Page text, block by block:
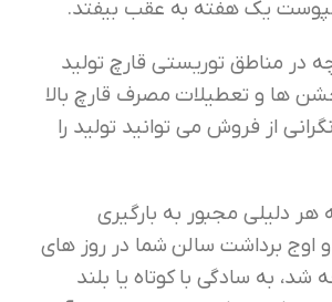
یک هفته به عقب بیفتد.
در مناطق توریستی قارچ تولید
ها و تعطیلات مصرف قارچ بالا
از فروش می توانید تولید را
هر دلیلی مجبور به بارگیری
برداشت سالن شما در روز های
به سادگی با کوتاه یا بلند